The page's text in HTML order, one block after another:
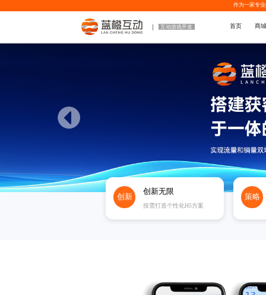
作为一家专业
互动游戏开发 首页 商
创新
创新无限
按需打造个性化H5方案
策略